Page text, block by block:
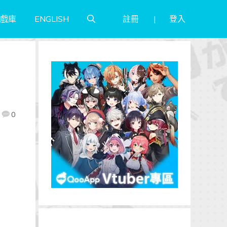
庫 ENGLISH 註冊 登入
0